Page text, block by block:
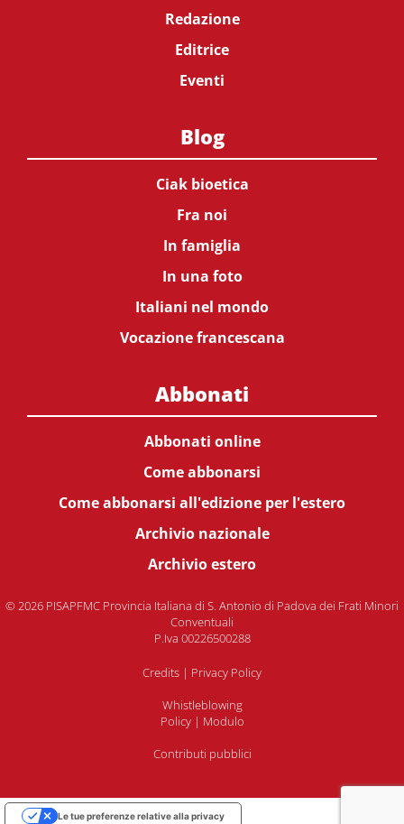
Redazione
Editrice
Eventi
Blog
Ciak bioetica
Fra noi
In famiglia
In una foto
Italiani nel mondo
Vocazione francescana
Abbonati
Abbonati online
Come abbonarsi
Come abbonarsi all'edizione per l'estero
Archivio nazionale
Archivio estero
© 2026 PISAPFMC Provincia Italiana di S. Antonio di Padova dei Frati Minori
Conventuali
P.Iva 00226500288
Credits | Privacy Policy
Whistleblowing
Policy| Modulo
Contributi pubblici
Le tue preferenze relative alla privacy